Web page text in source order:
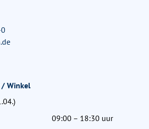
/ Winkel
09:00 – 18:30 uur